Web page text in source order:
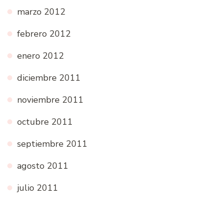
marzo 2012
febrero 2012
enero 2012
diciembre 2011
noviembre 2011
octubre 2011
septiembre 2011
agosto 2011
julio 2011